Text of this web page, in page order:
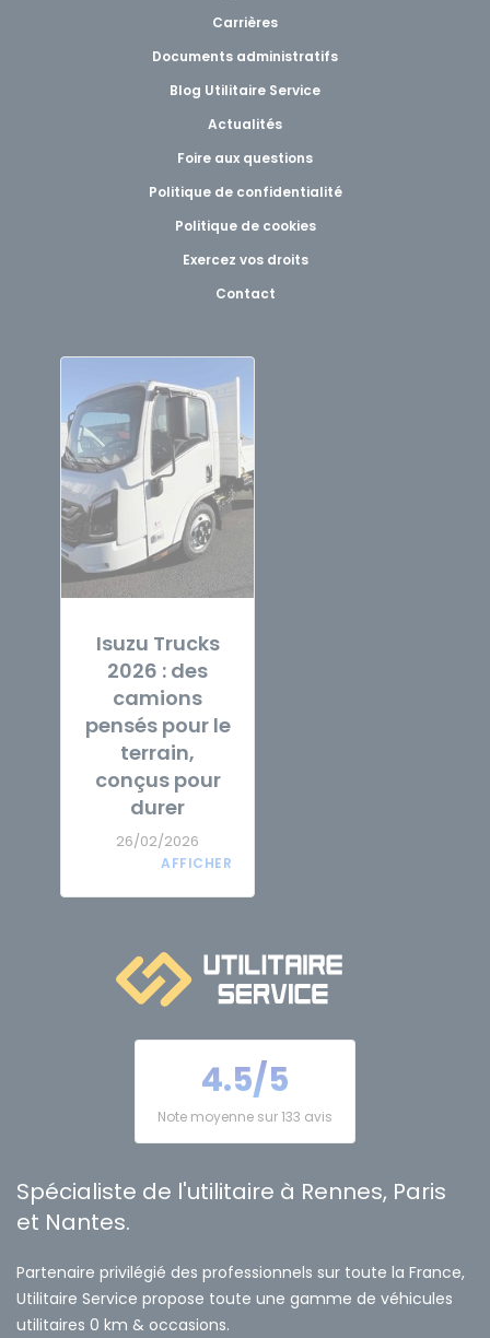
Carrières
Documents administratifs
Blog Utilitaire Service
Actualités
Foire aux questions
Politique de confidentialité
Politique de cookies
Exercez vos droits
Contact
Isuzu Trucks
2026 : des
camions
pensés pour le
terrain,
conçus pour
durer
26/02/2026
4.5/5
Note moyenne sur 133 avis
Spécialiste de l'utilitaire à Rennes, Paris
et Nantes.
Partenaire privilégié des professionnels sur toute la France,
Utilitaire Service propose toute une gamme de véhicules
utilitaires 0 km & occasions.